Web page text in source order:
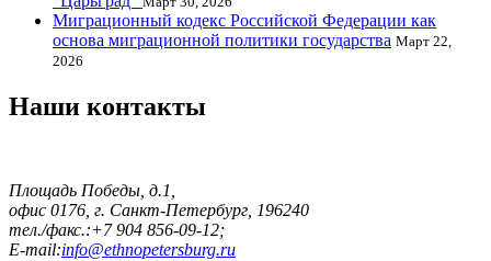
Миграционный кодекс Российской Федерации как
основа миграционной политики государства Март 22,
2026
Наши контакты
Площадь Победы, д.1,
офис 0176, г. Санкт-Петербург, 196240
тел./факс.:+7 904 856-09-12;
E-mail:info@ethnopetersburg.ru